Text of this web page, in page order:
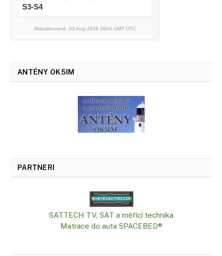
S3-S4
Aktualizované: 03 Aug 2026 0804 GMT UTC
ANTÉNY OK5IM
PARTNERI
SATTECH TV, SAT a měřící technika
Matrace do auta SPACEBED®